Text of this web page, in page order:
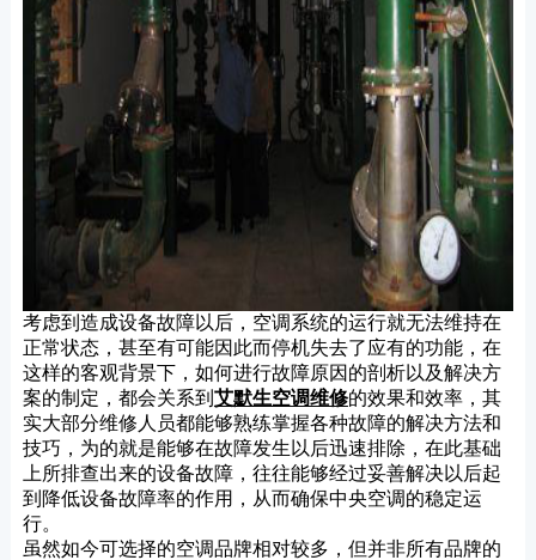
考虑到造成设备故障以后，空调系统的运行就无法维持在
正常状态，甚至有可能因此而停机失去了应有的功能，在
这样的客观背景下，如何进行故障原因的剖析以及解决方
案的制定，都会关系到 艾默生空调维修的效果和效率，其
实大部分维修人员都能够熟练掌握各种故障的解决方法和
技巧，为的就是能够在故障发生以后迅速排除，在此基础
上所排查出来的设备故障，往往能够经过妥善解决以后起
到降低设备故障率的作用，从而确保中央空调的稳定运
行。
虽然如今可选择的空调品牌相对较多，但并非所有品牌的